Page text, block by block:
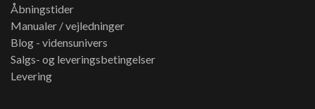
Åbningstider
Manualer / vejledninger
Blog - vidensunivers
Salgs- og leveringsbetingelser
Levering